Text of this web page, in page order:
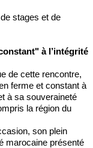
stages et de
à l’intégrité
de cette rencontre,
ferme et constant à
à sa souveraineté
la région du
son plein
marocaine présenté